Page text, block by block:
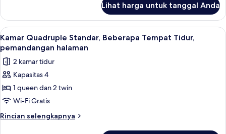
Queen,
pemandangan
halaman
Kamar
Double
Standar,
1
Tempat
Tidur
Queen,
pemandangan
halaman
Lihat harga untuk tanggal Anda
Lihat
semua
foto
untuk
Kamar
Quadruple
Standar,
Beberapa
Kamar Quadruple Standar,
8
Kamar Quadruple Standar, Beberapa Tempat Tidur,
pemandangan halaman
2 kamar tidur
Kapasitas 4
1 queen dan 2 twin
Wi-Fi Gratis
Rincian selengkapnya
Rincian